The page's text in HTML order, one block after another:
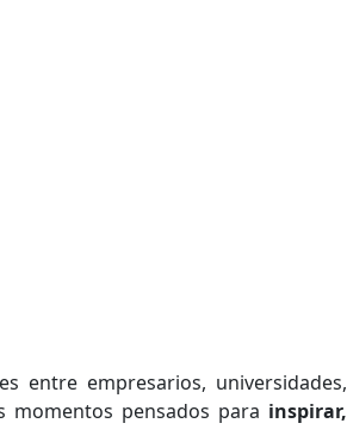
entre empresarios, universidades,
momentos pensados para inspirar,